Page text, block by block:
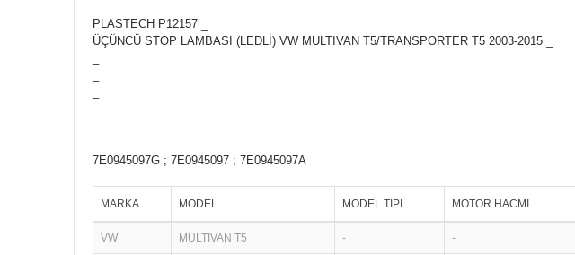
PLASTECH P12157 _
ÜÇÜNCÜ STOP LAMBASI (LEDLİ) VW MULTIVAN T5/TRANSPORTER T5 2003-2015 _
7E0945097G ; 7E0945097 ; 7E0945097A
MARKA MODEL MODEL TİPİ MOTOR HACMİ
VW MULTIVAN T5 - -